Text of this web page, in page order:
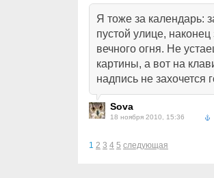
Я тоже за календарь:
пустой улице,
вечного огня. Не
картины, а вот на
надпись не захочется
Sova
18 ноября 2010, 15:36
1 2 3 4 5 следующая